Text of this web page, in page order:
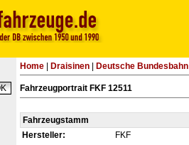
Home Draisinen Deutsche Bundesbahn
Fahrzeugportrait FKF 12511
Fahrzeugstamm
Hersteller:
FKF